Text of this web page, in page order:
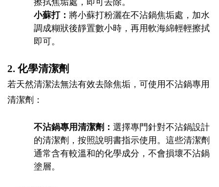
小蘇打： 將小蘇打粉灑在不沾鍋焦垢處，加水
調成糊狀後靜置數小時，再用軟海綿輕輕擦拭
即可。
2. 化學清潔劑
若天然清潔法無法有效去除焦垢，可使用不沾鍋專用
清潔劑：
不沾鍋專用清潔劑： 選擇專門針對不沾鍋設計
的清潔劑，按照說明書指示使用。這些清潔劑
通常含有較溫和的化學成分，不會損壞不沾鍋
塗層。